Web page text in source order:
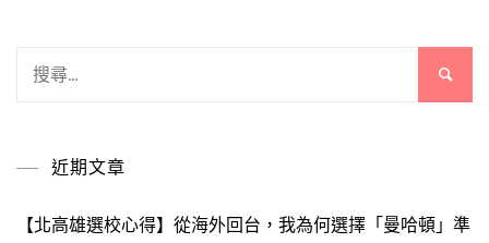
近期文章
【北高雄選校心得】從海外回台，我為何選擇「曼哈頓」準